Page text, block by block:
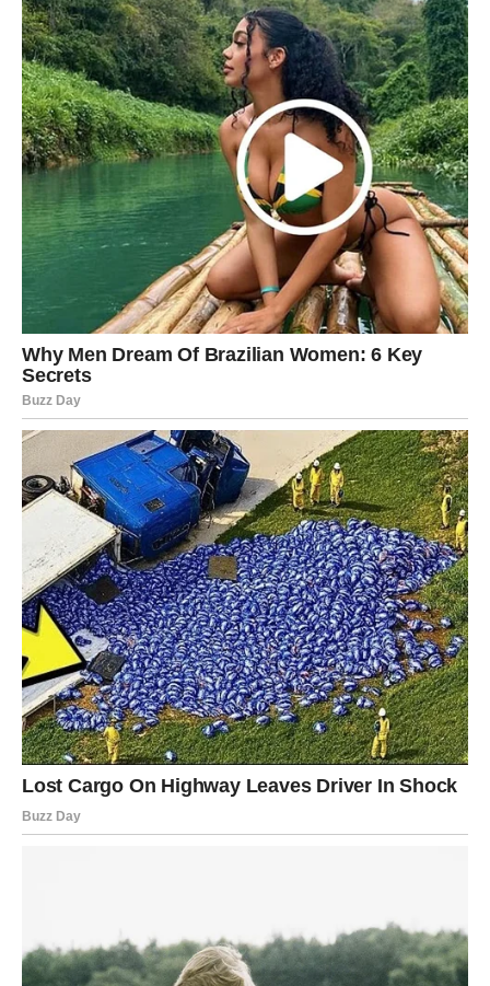
i ne veruj svima koji ti obećavaju brzu dobit.
ŠKORPIJA – ZNAK KOJEM SLEDI
VELIKI BLAGOSLOV
Škorpija je danas miljenik Univerzuma.
16. decembar donosi
VELIKI BLAGOSLOV – emotivni,
duhovni ili materijalni.
U ljubavi, Škorpije mogu doživeti sudbinski trenutak. To
može biti priznanje, pomirenje, poruka koja menja sve ili
susret koji se pamti ceo život. Ako si u vezi, odnos ulazi u
dublju fazu. Ako si slobodan, moguće je upoznavanje
osobe sa kojom se sve dešava „bez reči“.
Na poslovnom planu, danas se otvara prilika koja dolazi
kao nagrada za tvoju strpljivost. Nešto što si čekao –
konačno dolazi.
Poruka dana za Škorpiju:Veruj – nisi zaboravljen,
nagrada stiže.
STRELAC